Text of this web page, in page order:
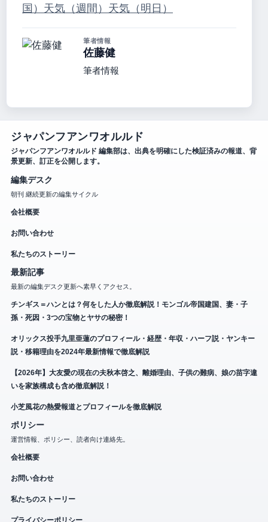
国） 天気（週間） 天気（明日）
筆者情報
佐藤健
筆者情報
ジャパンフアンワオルルド
ジャパンフアンワオルルド 編集部は、出典を明確にした検証済みの報道、背
景更新、訂正を公開します。
編集デスク
朝刊 継続更新の編集サイクル
会社概要
お問い合わせ
私たちのストーリー
最新記事
最新の編集デスク更新へ素早くアクセス。
チンギス＝ハンとは？何をした人か徹底解説！モンゴル帝国建国、妻・子
孫・死因・3つの宝物とヤサの秘密！
オリックス投手九里亜蓮のプロフィール・経歴・年収・ハーフ説・ヤンキー
説・移籍理由を2024年最新情報で徹底解説
【2026年】大友愛の現在の夫秋本啓之、離婚理由、子供の難病、娘の苗字違
いを家族構成も含め徹底解説！
小芝風花の熱愛報道とプロフィールを徹底解説
ポリシー
運営情報、ポリシー、読者向け連絡先。
会社概要
お問い合わせ
私たちのストーリー